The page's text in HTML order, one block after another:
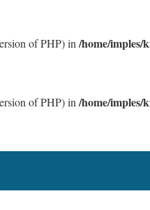
of PHP) in /home/
of PHP) in /home/